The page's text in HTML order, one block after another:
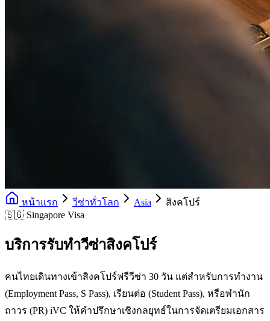
หน้าแรก วีซ่าทั่วโลก Asia
สิงคโปร์
🇸🇬 Singapore Visa
บริการรับทำวีซ่าสิงคโปร์
คนไทยเดินทางเข้าสิงคโปร์ฟรีวีซ่า 30 วัน แต่สำหรับการทำงาน
(Employment Pass, S Pass), เรียนต่อ (Student Pass), หรือพำนัก
ถาวร (PR) iVC ให้คำปรึกษาเชิงกลยุทธ์ในการจัดเตรียมเอกสาร